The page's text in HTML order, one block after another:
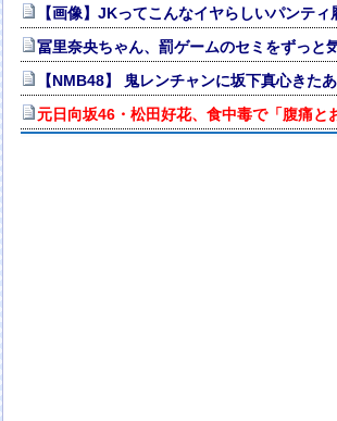
【画像】JKってこんなイヤらしいパンテ
冨里奈央ちゃん、罰ゲームのセミをずっと
【NMB48】 鬼レンチャンに坂下真心きた
元日向坂46・松田好花、食中毒で「腹痛